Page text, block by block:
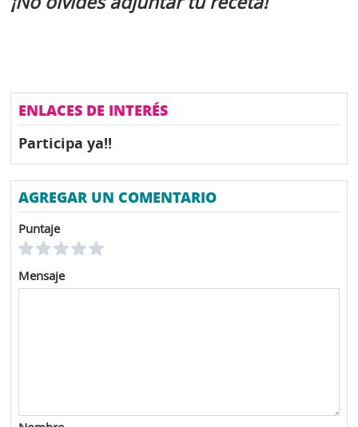
ENLACES DE INTERÉS
Participa ya!!
AGREGAR UN COMENTARIO
Puntaje
Mensaje